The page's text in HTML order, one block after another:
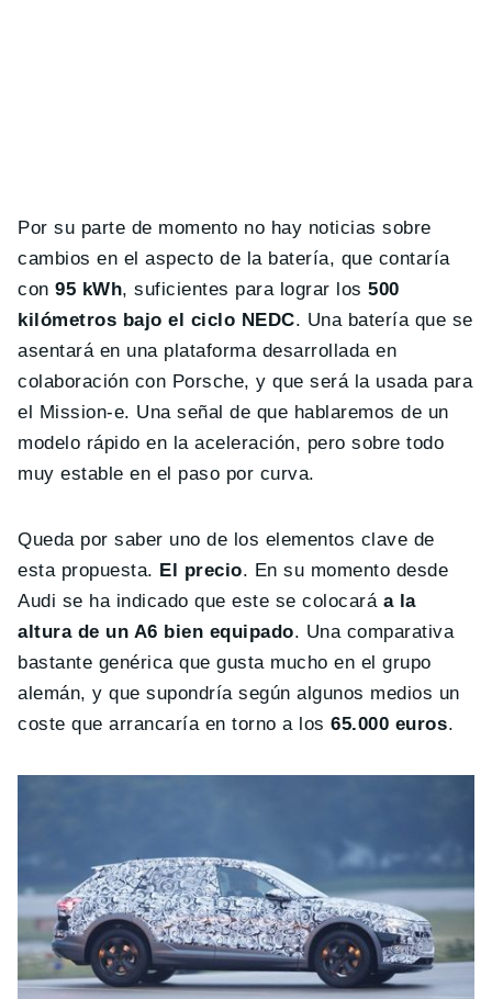
Por su parte de momento no hay noticias sobre
cambios en el aspecto de la batería, que contaría
con 95 kWh, suficientes para lograr los500
kilómetros bajo el ciclo NEDC. Una batería que se
asentará en una plataforma desarrollada en
colaboración con Porsche, y que será la usada para
el Mission-e. Una señal de que hablaremos de un
modelo rápido en la aceleración, pero sobre todo
muy estable en el paso por curva.
Queda por saber uno de los elementos clave de
esta propuesta. El precio. En su momento desde
Audi se ha indicado que este se colocará a la
altura de un A6 bien equipado. Una comparativa
bastante genérica que gusta mucho en el grupo
alemán, y que supondría según algunos medios un
coste que arrancaría en torno a los 65.000 euros.